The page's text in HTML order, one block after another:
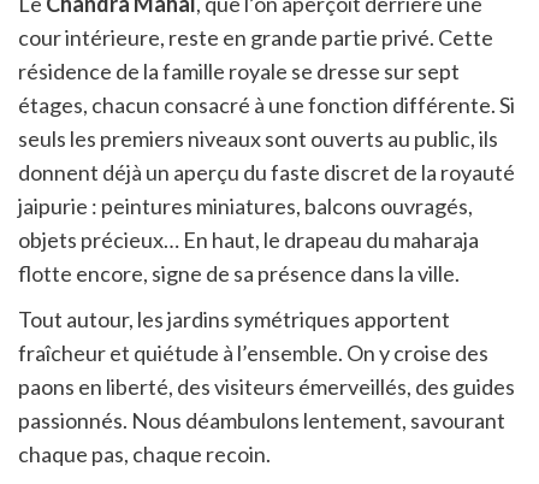
cour intérieure, reste en grande partie privé. Cette
résidence de la famille royale se dresse sur sept
étages, chacun consacré à une fonction différente. Si
seuls les premiers niveaux sont ouverts au public, ils
donnent déjà un aperçu du faste discret de la royauté
jaipurie : peintures miniatures, balcons ouvragés,
objets précieux… En haut, le drapeau du maharaja
flotte encore, signe de sa présence dans la ville.
Tout autour, les jardins symétriques apportent
fraîcheur et quiétude à l’ensemble. On y croise des
paons en liberté, des visiteurs émerveillés, des guides
passionnés. Nous déambulons lentement, savourant
chaque pas, chaque recoin.